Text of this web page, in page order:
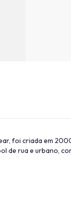
foi criada em
de rua e urbano,